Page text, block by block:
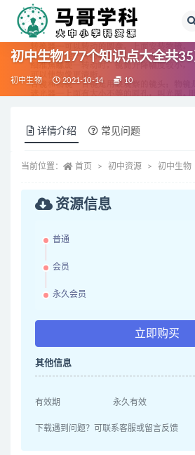
初中生物177个知识点大全共
初中生物 2021-10-14 10
详情介绍 常见问题
当前位置： 首页 初中资源 初中生物
资源信息
普通
会员
永久会员
立即购买
其他信息
有效期 永久有效
下载遇到问题？可联系客服或留言反馈
全部